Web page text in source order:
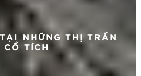
NHỮNG THỊ TRẤN
CỔ TÍCH